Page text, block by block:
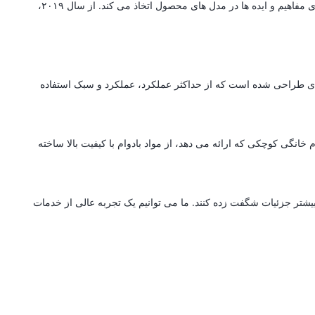
گرین لاین یک برند پیشرو در تولید لوازم جانبی است که مجهز به سیستم تولید پیشرفته با تکنولوژی است که جزئیات پیچیده را با پایه ای قوی برای ارتقای مفاهیم و ایده ها در مدل های محصول اتخاذ می کند. از سال ۲۰۱۹،
ای طراحی شده است که از حداکثر عملکرد، عملکرد و سبک استفاده
کوچکی که ارائه می دهد، از مواد بادوام با کیفیت بالا ساخته
جزئیات شگفت زده کنند. ما می توانیم یک تجربه عالی از خدمات